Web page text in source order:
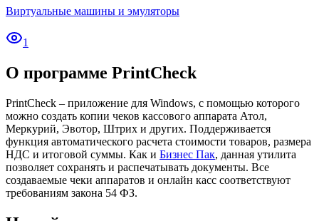
Виртуальные машины и эмуляторы
1
О программе PrintCheck
PrintCheck – приложение для Windows, с помощью которого
можно создать копии чеков кассового аппарата Атол,
Меркурий, Эвотор, Штрих и других. Поддерживается
функция автоматического расчета стоимости товаров, размера
НДС и итоговой суммы. Как и Бизнес Пак, данная утилита
позволяет сохранять и распечатывать документы. Все
создаваемые чеки аппаратов и онлайн касс соответствуют
требованиям закона 54 ФЗ.